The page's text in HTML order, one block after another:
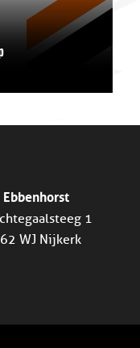
Ebbenhorst
1
WJ Nijkerk